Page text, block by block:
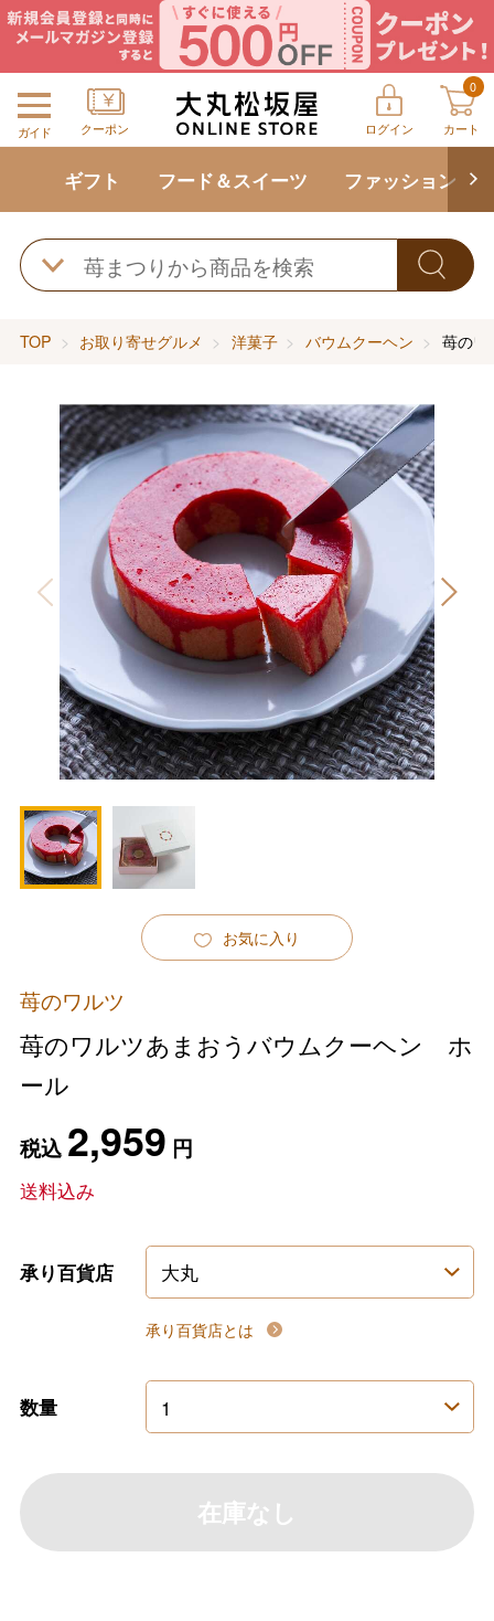
ガイド クーポン ログイン
0
カート
ギフト フード＆スイーツ ファッション
TOP お取り寄せグルメ 洋菓子 バウムクーヘン 苺の
お気に入り
苺のワルツ
苺のワルツあまおうバウムクーヘン ホ
ール
税込2,959 円
送料込み
承り百貨店
承り百貨店とは
数量
在庫なし